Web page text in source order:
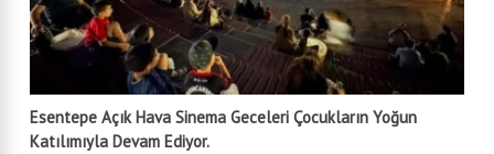
Esentepe Açık Hava Sinema Geceleri Çocukların Yoğun
Katılımıyla Devam Ediyor.